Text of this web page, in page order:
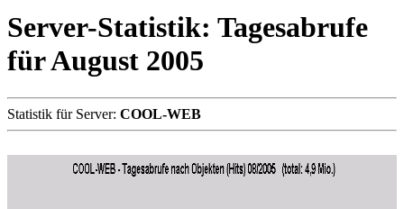
Server-Statistik: Tagesabrufe
für August 2005
Statistik für Server: COOL-WEB